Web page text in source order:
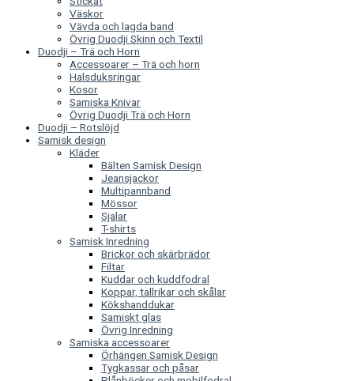
Väskor
Vävda och lagda band
Övrig Duodji Skinn och Textil
Duodji – Trä och Horn
Accessoarer – Trä och horn
Halsduksringar
Kosor
Samiska Knivar
Övrig Duodji Trä och Horn
Duodji – Rotslöjd
Samisk design
Kläder
Bälten Samisk Design
Jeansjackor
Multipannband
Mössor
Sjalar
T-shirts
Samisk Inredning
Brickor och skärbrädor
Filtar
Kuddar och kuddfodral
Koppar, tallrikar och skålar
Kökshanddukar
Samiskt glas
Övrig Inredning
Samiska accessoarer
Örhängen Samisk Design
Tygkassar och påsar